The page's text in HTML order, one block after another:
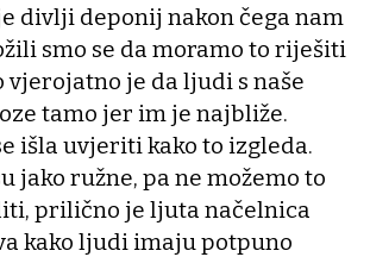
divlji deponij nakon čega nam
smo se da moramo to riješiti
vjerojatno je da ljudi s naše
tamo jer im je najbliže.
išla uvjeriti kako to izgleda.
jako ružne, pa ne možemo to
prilično je ljuta načelnica
kako ljudi imaju potpuno